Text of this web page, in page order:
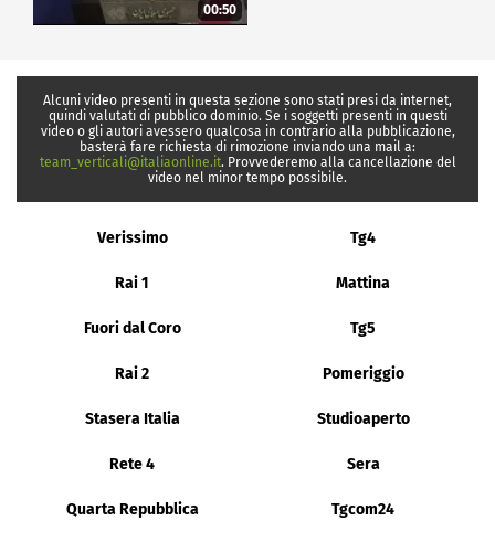
00:50
Alcuni video presenti in questa sezione sono stati presi da internet,
quindi valutati di pubblico dominio. Se i soggetti presenti in questi
video o gli autori avessero qualcosa in contrario alla pubblicazione,
basterà fare richiesta di rimozione inviando una mail a:
team_verticali@italiaonline.it. Provvederemo alla cancellazione del
video nel minor tempo possibile.
Verissimo Tg4
Rai 1 Mattina
Fuori dal Coro Tg5
Rai 2 Pomeriggio
Stasera Italia Studioaperto
Rete 4 Sera
Quarta Repubblica Tgcom24